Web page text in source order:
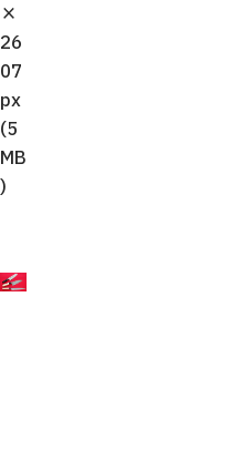
×
26
07
px
(5
MB
)